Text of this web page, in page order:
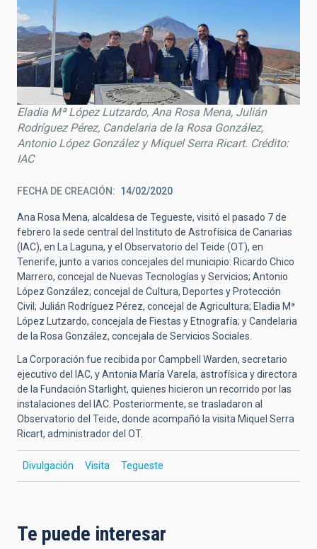
Eladia Mª López Lutzardo, Ana Rosa Mena, Julián
Rodríguez Pérez, Candelaria de la Rosa González,
Antonio López González y Miquel Serra Ricart. Crédito:
IAC
FECHA DE CREACIÓN 14/02/2020
Ana Rosa Mena, alcaldesa de Tegueste, visitó el pasado 7 de
febrero la sede central del Instituto de Astrofísica de Canarias
(IAC), en La Laguna, y el Observatorio del Teide (OT), en
Tenerife, junto a varios concejales del municipio: Ricardo Chico
Marrero, concejal de Nuevas Tecnologías y Servicios; Antonio
López González; concejal de Cultura, Deportes y Protección
Civil; Julián Rodríguez Pérez, concejal de Agricultura; Eladia Mª
López Lutzardo, concejala de Fiestas y Etnografía; yCandelaria
de la Rosa González, concejala de Servicios Sociales.
La Corporación fue recibida por Campbell Warden, secretario
ejecutivo del IAC, y Antonia María Varela, astrofísica y directora
de la Fundación Starlight, quienes hicieron un recorrido por las
instalaciones del IAC. Posteriormente, se trasladaron al
Observatorio del Teide, donde acompañó la visita Miquel Serra
Ricart, administrador del OT.
Divulgación Visita Tegueste
Te puede interesar